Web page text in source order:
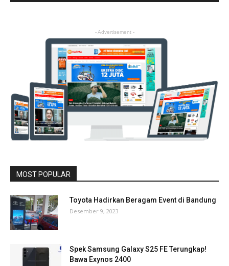
- Advertisement -
MOST POPULAR
Toyota Hadirkan Beragam Event di Bandung
Desember 9, 2023
Spek Samsung Galaxy S25 FE Terungkap!
Bawa Exynos 2400